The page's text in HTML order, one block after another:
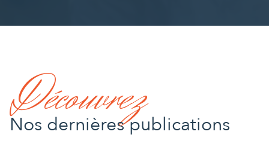
Découvrez
Nos dernières publications